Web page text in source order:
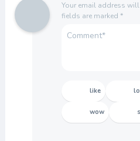
Your email address
fields are marked *
like
wow